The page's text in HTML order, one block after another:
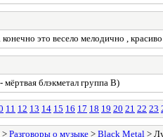
это весело мелодично , красиво
блэкметал группа В)
11 12 13 14 15 16 17 18 19 20 21 22 23
> Разговоры о музыке > Black Metal >